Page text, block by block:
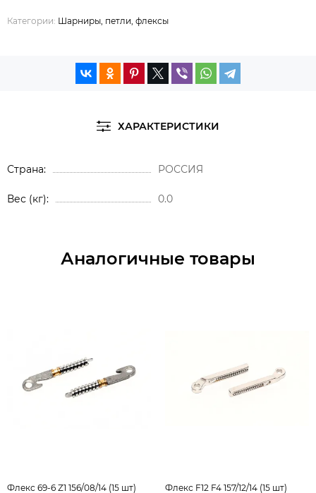
Категории: Шарниры, петли, флексы
ХАРАКТЕРИСТИКИ
Страна РОССИЯ
Вес (кг) 0.0
Аналогичные товары
Флекс 69-6 Z1 156/08/14 (15 шт) Флекс F12 F4 157/12/14 (15 шт)